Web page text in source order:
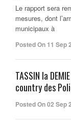
Le rapport sera
mesures, dont
municipaux à
Posted On 11 Sep
TASSIN la
country des
Posted On 02 Sep